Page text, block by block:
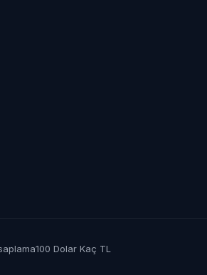
100 Dolar Kaç TL